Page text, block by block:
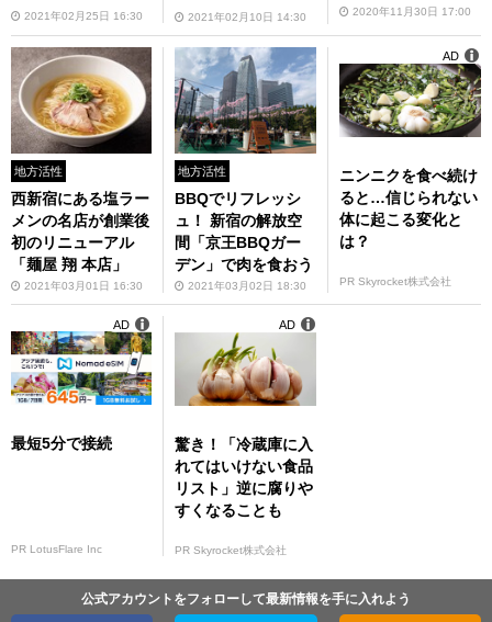
2021年02月25日 16:30 2021年02月10日 14:30 2020年11月30日 17:00
地方活性
西新宿にある塩ラー
メンの名店が創業後
初のリニューアル
「麺屋 翔 本店」
2021年03月01日 16:30
地方活性
BBQでリフレッシ
ュ！ 新宿の解放空
間「京王BBQガー
デン」で肉を食おう
2021年03月02日 18:30
ニンニクを食べ続け
ると…信じられない
体に起こる変化と
は？
PR Skyrocket株式会社
AD
最短5分で接続
PR LotusFlare Inc
AD
驚き！「冷蔵庫に入
れてはいけない食品
リスト」逆に腐りや
すくなることも
PR Skyrocket株式会社
AD
公式アカウントをフォローして最新情報を手に入れよう